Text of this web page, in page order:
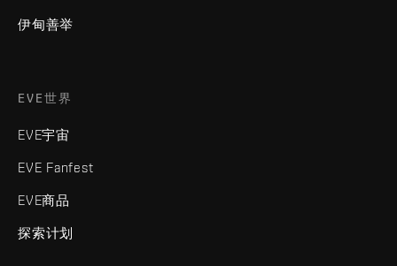
伊甸善举
EVE世界
EVE宇宙
EVE Fanfest
EVE商品
探索计划